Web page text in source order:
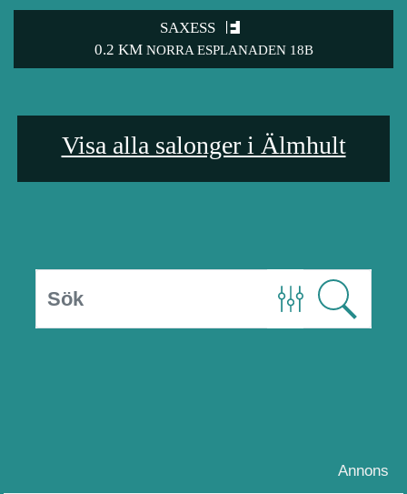
SAXESS
0.2 KM NORRA ESPLANADEN 18B
Visa alla salonger i Älmhult
Annons